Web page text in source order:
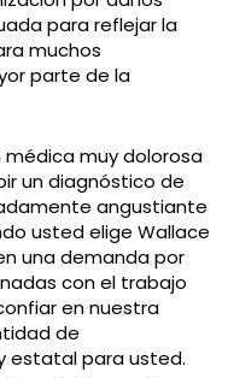
para reflejar la
muchos
parte de la
médica muy dolorosa
un diagnóstico de
angustiante
usted elige Wallace
una demanda por
con el trabajo
en nuestra
de
estatal para usted.